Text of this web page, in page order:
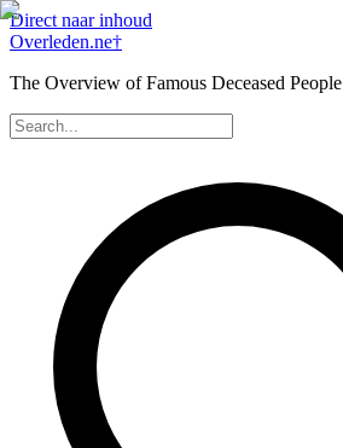
Direct naar inhoud
Overleden.ne†
The Overview of Famous Deceased People